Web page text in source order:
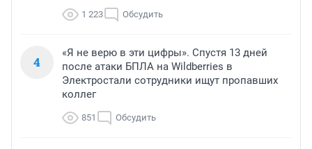
1 223 Обсудить
4
«Я не верю в эти цифры». Спустя 13 дней
после атаки БПЛА на Wildberries в
Электростали сотрудники ищут пропавших
коллег
851 Обсудить